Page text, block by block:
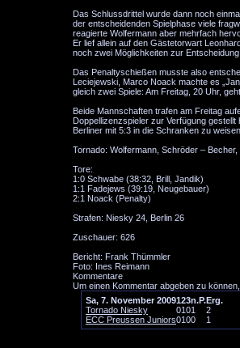
Das Schlussdrittel wurde dann noch
der entscheidenden Spielphase viele
reagierte Wolfermann aber mehrfach
Er lief allein auf den Gästetorwart
noch zwei Möglichkeiten zur
Das Penaltyschießen musste also
Leciejewski, Marco Noack machte es
gleich zwei Spiele: Am Freitag, 20 Uhr,
Beide Mannschaften trafen am Freitag
Doppellizenzspieler zur Verfügung
Berliner mit 5:3 in die Schranken zu
Tornado: Wolfermann, Schröder –
Tore:
1:0 Schwabe (38:32, Brill, Jandik)
1:1 Fadejews (39:19, Neugebauer)
2:1 Noack (Penalty)
Strafen: Niesky 24, Berlin 26
Zuschauer: 626
Bericht: Frank Thümmler
Foto: Ines Reimann
Kommentare
Um einen Kommentar abgeben zu
Sa, 7. November 2009123n.P.Erg.
Tornado Niesky
0101
2
ECC Preussen Juniors0100 1